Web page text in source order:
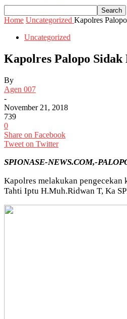
Home Uncategorized Kapolres
Uncategorized
Kapolres Palopo Sidak
By
Agen 007
-
November 21, 2018
739
0
Share on Facebook
Tweet on Twitter
SPIONASE-NEWS.COM,-
Kapolres melakukan pengecekan
Tahti Iptu H.Muh.Ridwan T, Ka